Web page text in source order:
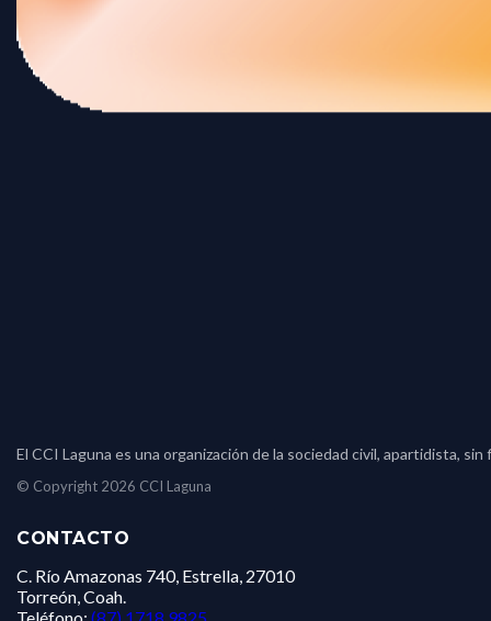
El CCI Laguna es una organización de la sociedad civil, apartidista,
© Copyright 2026 CCI Laguna
CONTACTO
C. Río Amazonas 740, Estrella, 27010
Torreón, Coah.